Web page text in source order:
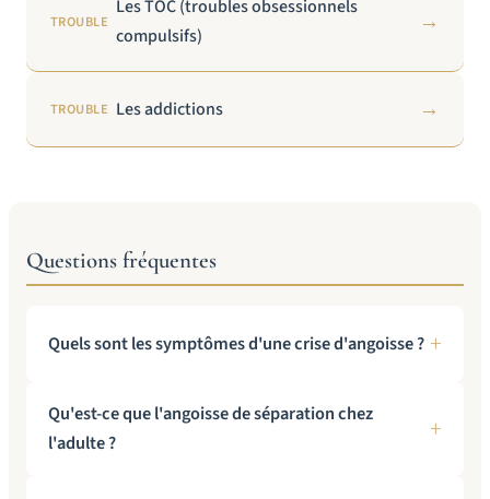
TROUBLE
Les TOC (troubles obsessionnels
compulsifs)
→
TROUBLE Les addictions →
Questions fréquentes
Quels sont les symptômes d'une crise d'angoisse ?
Qu'est-ce que l'angoisse de séparation chez
l'adulte ?